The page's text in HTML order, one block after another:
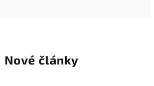
Nové články